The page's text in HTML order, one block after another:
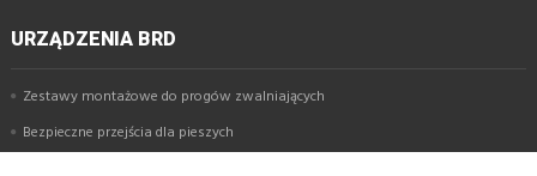
URZĄDZENIA BRD
Zestawy montażowe do progów zwalniających
Bezpieczne przejścia dla pieszych